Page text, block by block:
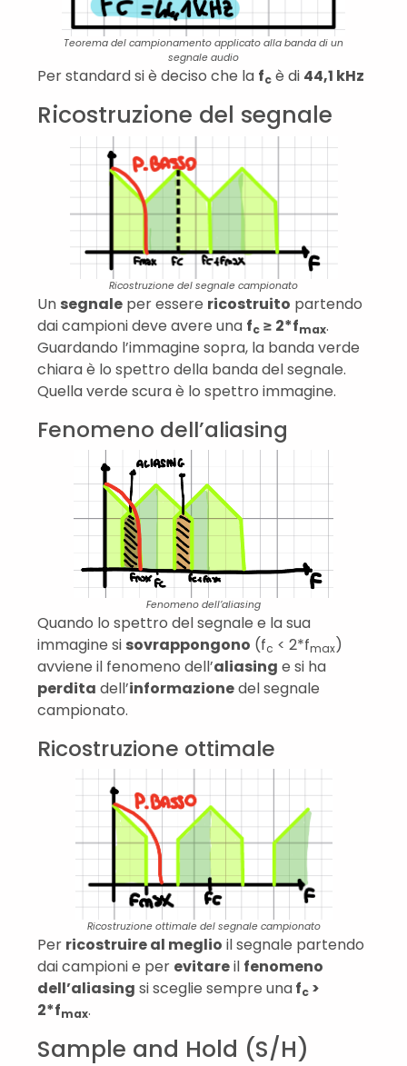
Teorema del campionamento applicato alla banda di un
segnale audio
Per standard si è deciso che la fc è di 44,1 kHz
Ricostruzione del segnale
Ricostruzione del segnale campionato
Un segnale per essere ricostruito partendo
dai campioni deve avere una fc ≥ 2*fmax.
Guardando l’immagine sopra, la banda verde
chiara è lo spettro della banda del segnale.
Quella verde scura è lo spettro immagine.
Fenomeno dell’aliasing
Fenomeno dell’aliasing
Quando lo spettro del segnale e la sua
immagine si sovrappongono (fc < 2*fmax)
avviene il fenomeno dell’aliasing e si ha
perdita dell’informazionedel segnale
campionato.
Ricostruzione ottimale
Ricostruzione ottimale del segnale campionato
Per ricostruire al meglio il segnale partendo
dai campioni e per evitareil fenomeno
dell’aliasing si sceglie sempre unafc >
2*fmax.
Sample and Hold (S/H)